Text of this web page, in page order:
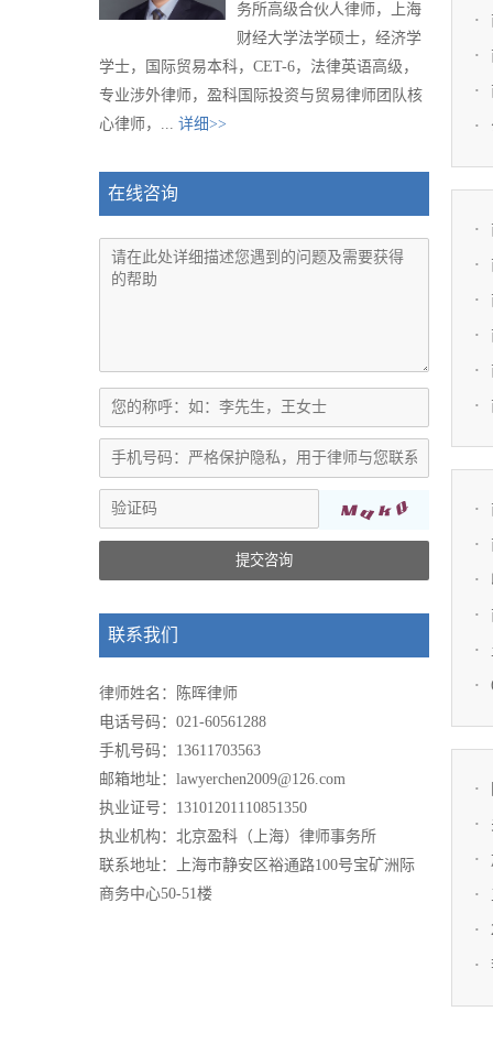
务所高级合伙人律师，上海
财经大学法学硕士，经济学
学士，国际贸易本科，CET-6，法律英语高级，
专业涉外律师，盈科国际投资与贸易律师团队核
心律师，... 详细>>
在线咨询
提交咨询
联系我们
律师姓名：陈晖律师
电话号码：021-60561288
手机号码：13611703563
邮箱地址：lawyerchen2009@126.com
执业证号：13101201110851350
执业机构：北京盈科（上海）律师事务所
联系地址：上海市静安区裕通路100号宝矿洲际
商务中心50-51楼